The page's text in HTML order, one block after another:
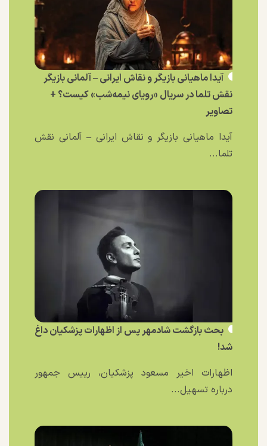
آیدا ماهیانی بازیگر و نقاش ایرانی – آلمانی بازیگر
نقش تلما در سریال «رویای نیمه‌شب» کیست؟ +
تصاویر
آیدا ماهیانی بازیگر و نقاش ایرانی – آلمانی نقش
تلما...
بحث بازگشت شادمهر پس از اظهارات پزشکیان داغ
شد!
اظهارات اخیر مسعود پزشکیان، رییس جمهور
درباره تسهیل...